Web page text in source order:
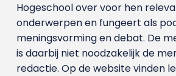
Hogeschool over voor hen
onderwerpen en fungeert als
meningsvorming en debat. De
is daarbij niet noodzakelijk de
redactie. Op de website vinden